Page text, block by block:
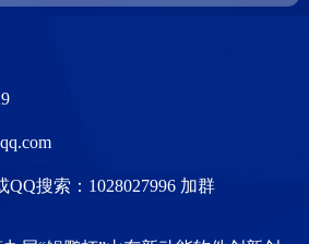
搜索：1028027996 加群